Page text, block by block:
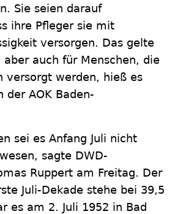
Sie seien darauf
ihre Pfleger sie mit
versorgen. Das gelte
auch für Menschen, die
versorgt werden, hieß es
der AOK Baden-
sei es Anfang Juli nicht
sagte DWD-
Ruppert am Freitag. Der
Juli-Dekade stehe bei 39,5
es am 2. Juli 1952 in Bad